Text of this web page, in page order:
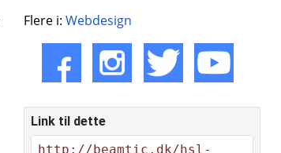
Flere i: Webdesign
Link til dette
http://beamtic.dk/hsl-